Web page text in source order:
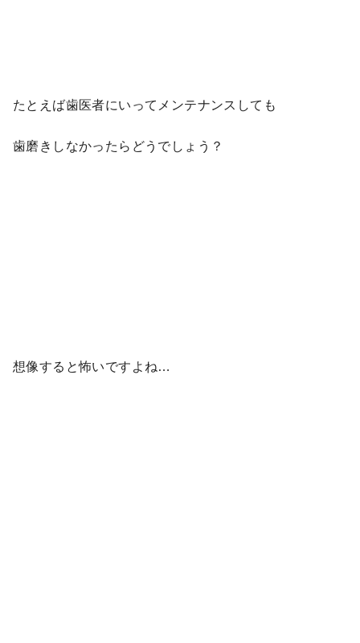
たとえば歯医者にいってメンテナンスしても
歯磨きしなかったらどうでしょう？
想像すると怖いですよね…